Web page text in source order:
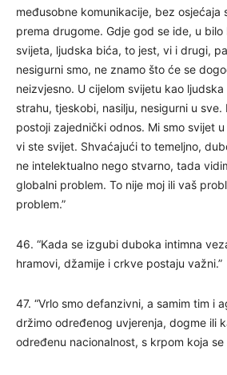
međusobne komunikacije, bez osjećaja
prema drugome. Gdje god se ide, u bilo
svijeta, ljudska bića, to jest, vi i drugi,
nesigurni smo, ne znamo što će se
neizvjesno. U cijelom svijetu kao
strahu, tjeskobi, nasilju, nesigurni u sve.
postoji zajednički odnos. Mi smo svijet
vi ste svijet. Shvaćajući to temeljno,
ne intelektualno nego stvarno, tada
globalni problem. To nije moj ili vaš
problem.”
46. “Kada se izgubi duboka intimna
hramovi, džamije i crkve postaju važni.”
47. “Vrlo smo defanzivni, a samim tim i
držimo određenog uvjerenja, dogme ili
određenu nacionalnost, s krpom koja se